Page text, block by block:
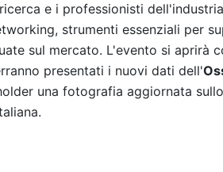
e i professionisti
strumenti essenziali per
sul mercato. L'evento si aprirà
presentati i nuovi dati dell'
una fotografia aggiornata